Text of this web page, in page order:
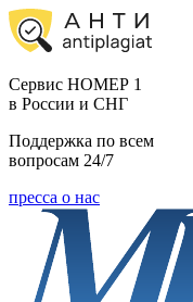
Cервис НОМЕР 1
в России и СНГ
Поддержка по всем
вопросам 24/7
пресса о нас